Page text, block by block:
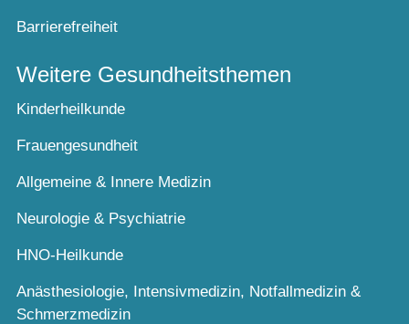
Barrierefreiheit
Weitere Gesundheitsthemen
Kinderheilkunde
Frauengesundheit
Allgemeine & Innere Medizin
Neurologie & Psychiatrie
HNO-Heilkunde
Anästhesiologie, Intensivmedizin, Notfallmedizin &
Schmerzmedizin